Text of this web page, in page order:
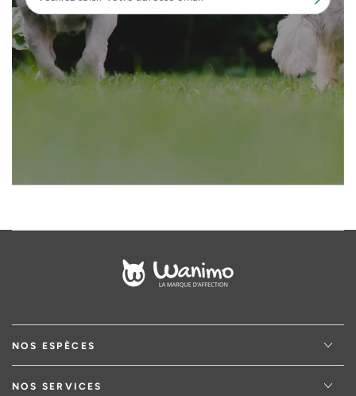
saisir
votre
adresse
email
NOS ESPÈCES
NOS SERVICES